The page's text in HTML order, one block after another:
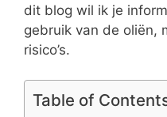
dit blog wil ik je
gebruik van de oliën,
risico’s.
Table of